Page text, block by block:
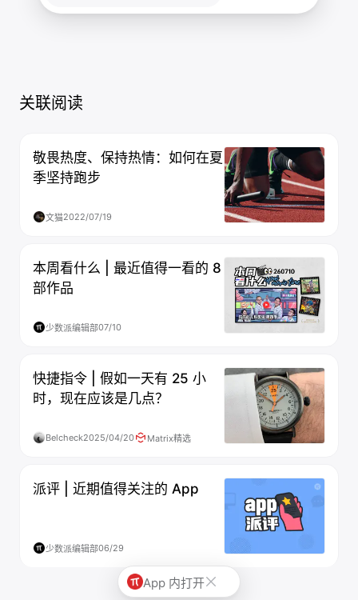
关联阅读
敬畏热度、保持热情：如何在夏
季坚持跑步
文猫2022/07/19
本周看什么 | 最近值得一看的 8
部作品
少数派编辑部07/10
快捷指令 | 假如一天有 25 小
时，现在应该是几点？
Belcheck2025/04/20 Matrix精选
派评 | 近期值得关注的 App
少数派编辑部06/29
App 内打开